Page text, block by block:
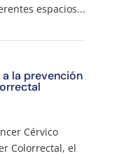
espacios...
a la prevención
Cérvico
Colorrectal, el